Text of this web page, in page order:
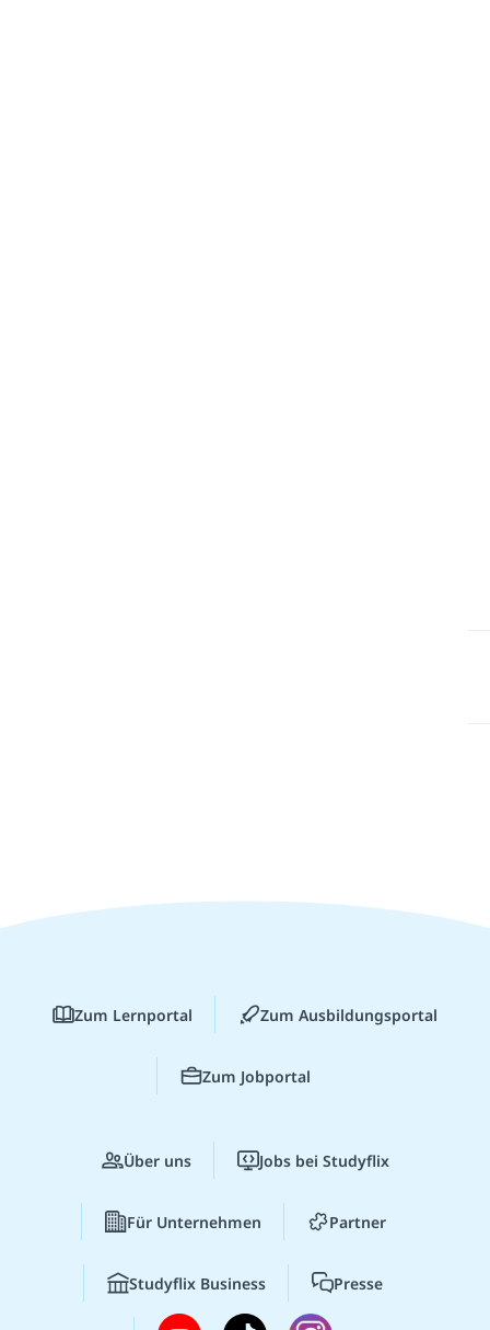
Zum Lernportal Zum Ausbildungsportal
Zum Jobportal
Über uns Jobs bei Studyflix
Für Unternehmen Partner
Studyflix Business Presse